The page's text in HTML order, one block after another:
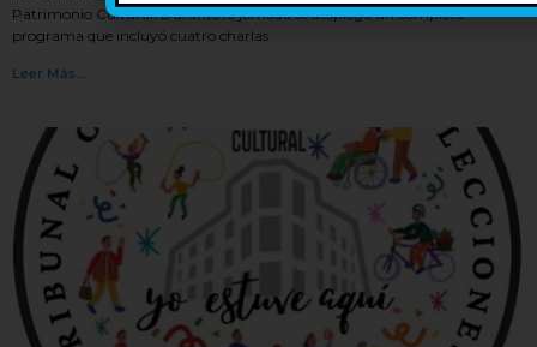
Patrimonio Cultural. Durante la jornada se desplegó un completo
programa que incluyó cuatro charlas
Leer Más...